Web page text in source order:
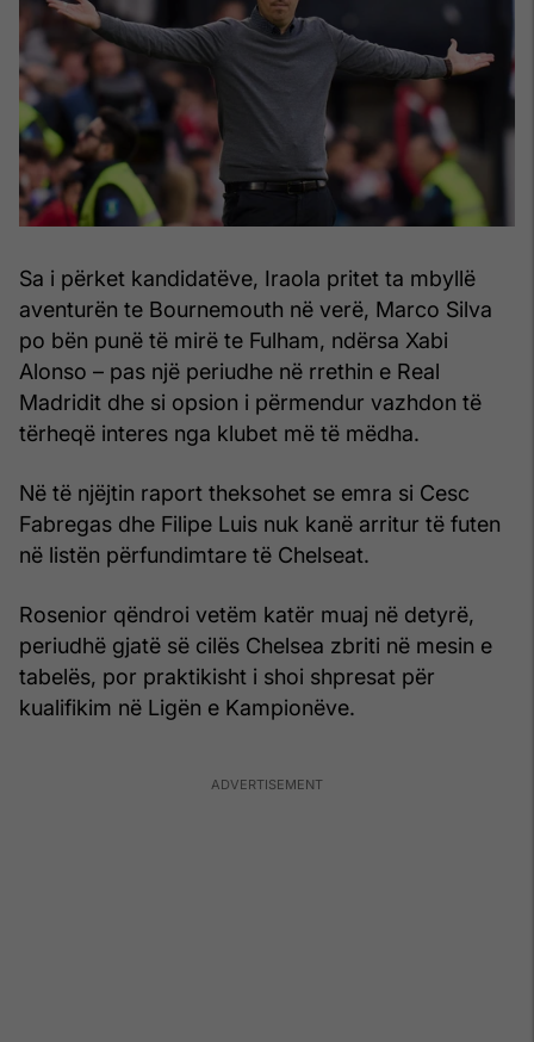
Sa i përket kandidatëve, Iraola pritet ta mbyllë
aventurën te Bournemouth në verë, Marco Silva
po bën punë të mirë te Fulham, ndërsa Xabi
Alonso – pas një periudhe në rrethin e Real
Madridit dhe si opsion i përmendur vazhdon të
tërheqë interes nga klubet më të mëdha.
Në të njëjtin raport theksohet se emra si Cesc
Fabregas dhe Filipe Luis nuk kanë arritur të futen
në listën përfundimtare të Chelseat.
Rosenior qëndroi vetëm katër muaj në detyrë,
periudhë gjatë së cilës Chelsea zbriti në mesin e
tabelës, por praktikisht i shoi shpresat për
kualifikim në Ligën e Kampionëve.